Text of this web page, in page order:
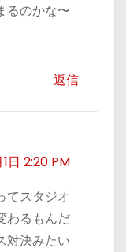
るのかな〜
返信
日 2:20 PM
てスタジオ
わるもんだ
対決みたい